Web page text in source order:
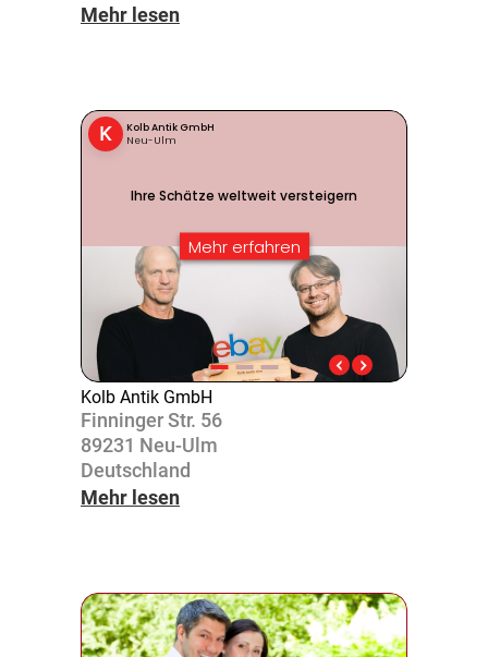
Mehr lesen
Kolb Antik GmbH
Finninger Str. 56
89231 Neu-Ulm
Deutsch­land
Mehr lesen